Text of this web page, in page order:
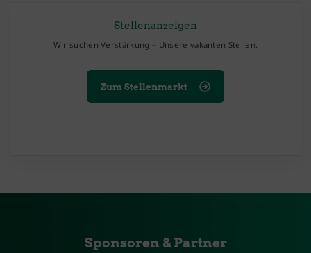
Stellenanzeigen
Wir suchen Verstärkung – Unsere vakanten Stellen.
Zum Stellenmarkt
Sponsoren & Partner